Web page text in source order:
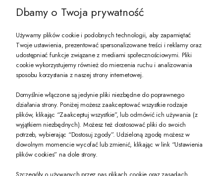
PREZENT DLA CIEBIE!
-10% na pierwsze zakupy na zeccoro.pl Gdy zapiszesz się do naszego
Twoje dane będą przetwarzane zgodnie z nasząpolityką prywatności
POKAŻ PEŁNĄ WERSJĘ STRONY
Dbamy o Twoja prywatność
Używamy plików cookie i podobnych technologii, aby zapamiętać
Twoje ustawienia, prezentować spersonalizowane treści i reklamy oraz
udostępniać funkcje związane z mediami społecznościowymi. Pliki
cookie wykorzystujemy również do mierzenia ruchu i analizowania
sposobu korzystania z naszej strony internetowej.
Domyślnie włączone są jedynie pliki niezbędne do poprawnego
działania strony. Poniżej możesz zaakceptować wszystkie rodzaje
plików, klikając “Zaakceptuj wszystkie”, lub odmówić ich używania (z
wyjątkiem niezbędnych). Możesz też dostosować pliki do swoich
potrzeb, wybierając “Dostosuj zgody”. Udzieloną zgodę możesz w
dowolnym momencie wycofać lub zmienić, klikając w link “Ustawienia
plików cookies” na dole strony.